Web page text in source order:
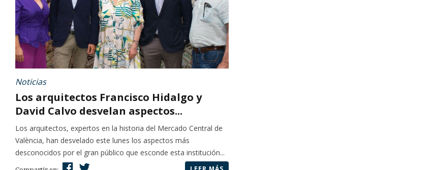
Noticias
Los arquitectos Francisco Hidalgo y
David Calvo desvelan aspectos...
Los arquitectos, expertos en la historia del Mercado Central de
València, han desvelado este lunes los aspectos más
desconocidos por el gran público que esconde esta institución...